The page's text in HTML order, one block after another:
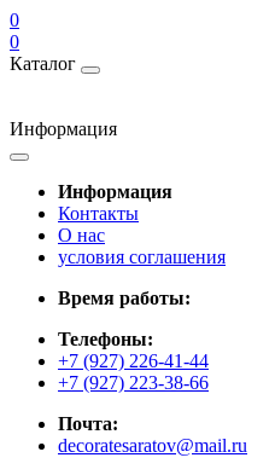
0
0
Каталог
Информация
Информация
Контакты
О нас
условия соглашения
Время работы:
Телефоны:
+7 (927) 226-41-44
+7 (927) 223-38-66
Почта:
decoratesaratov@mail.ru